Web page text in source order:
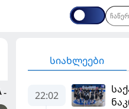
-
სიახლეები
22:02